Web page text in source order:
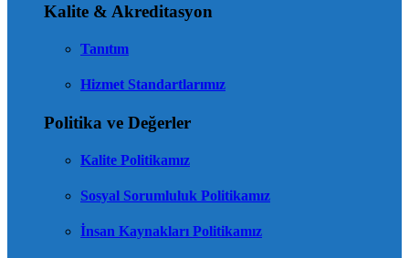
Kalite & Akreditasyon
Tanıtım
Hizmet Standartlarımız
Politika ve Değerler
Kalite Politikamız
Sosyal Sorumluluk Politikamız
İnsan Kaynakları Politikamız